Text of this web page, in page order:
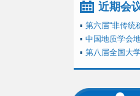
近期会
▪ 第六届“非传统
▪ 中国地质学会
▪ 第八届全国大